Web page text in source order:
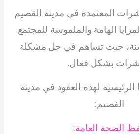
المعتمدة في مدينة القصيم
الهامة والملموسة للمجتمع
حيث تساهم في حل مشكلة
بشكل فعال.
الرئيسية لهذه العقود في مدينة
القصيم:
الصحة العامة: